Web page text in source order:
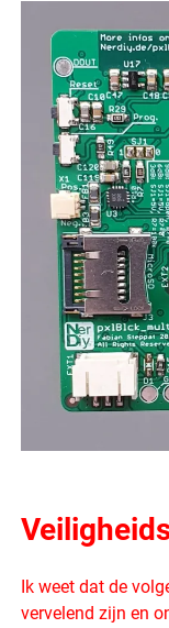
Ik weet dat de
vervelend zijn en